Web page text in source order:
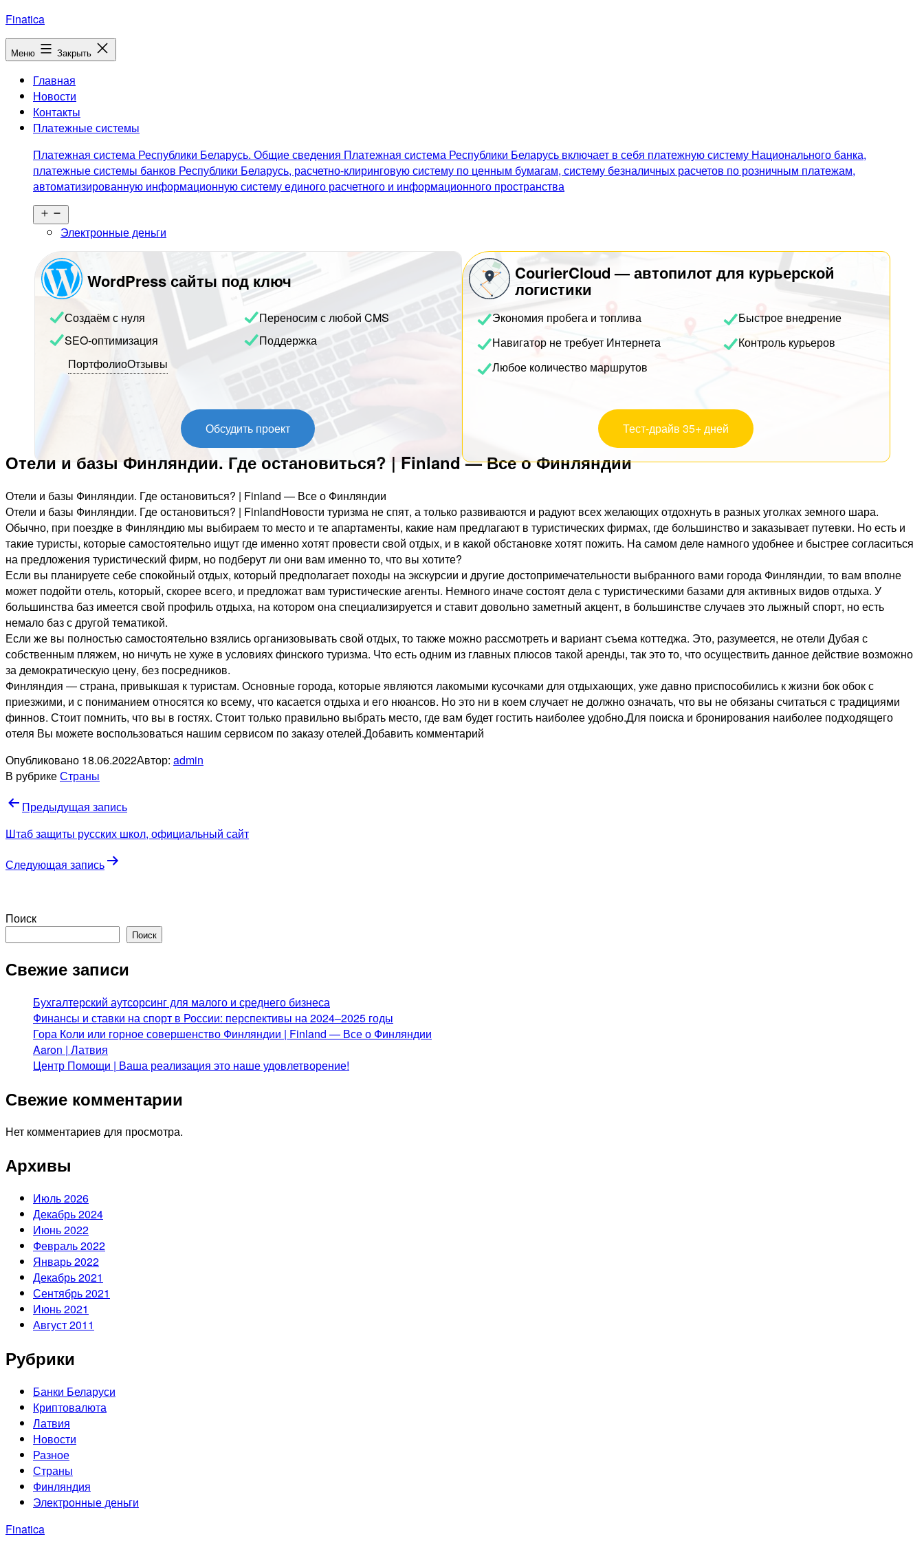
Перейти
к
содержимому
Finatica
Меню Закрыть
Главная
Новости
Контакты
Платежные системы
Платежная система Республики Беларусь. Общие сведения Платежная система Республики Беларусь включает в себя платежную систему Национального банка,
платежные системы банков Республики Беларусь, расчетно-клиринговую систему по ценным бумагам, систему безналичных расчетов по розничным платежам,
автоматизированную информационную систему единого расчетного и информационного пространства
меню
Электронные деньги
WordPress сайты под ключ
Создаём с нуля
Переносим с любой CMS
SEO-оптимизация
Поддержка
ПортфолиоОтзывы
Обсудить проект
CourierCloud — автопилот для курьерской
логистики
Экономия пробега и топлива
Быстрое внедрение
Навигатор не требует Интернета
Контроль курьеров
Любое количество маршрутов
Тест-драйв 35+ дней
Отели и базы Финляндии. Где остановиться? | Finland — Все о Финляндии
Отели и базы Финляндии. Где остановиться? | Finland — Все о Финляндии
Отели и базы Финляндии. Где остановиться? | FinlandНовости туризма не спят, а только развиваются и радуют всех желающих отдохнуть в разных уголках земного шара.
Обычно, при поездке в Финляндию мы выбираем то место и те апартаменты, какие нам предлагают в туристических фирмах, где большинство и заказывает путевки. Но есть и
такие туристы, которые самостоятельно ищут где именно хотят провести свой отдых, и в какой обстановке хотят пожить. На самом деле намного удобнее и быстрее согласиться
на предложения туристический фирм, но подберут ли они вам именно то, что вы хотите?
Если вы планируете себе спокойный отдых, который предполагает походы на экскурсии и другие достопримечательности выбранного вами города Финляндии, то вам вполне
может подойти отель, который, скорее всего, и предложат вам туристические агенты. Немного иначе состоят дела с туристическими базами для активных видов отдыха. У
большинства баз имеется свой профиль отдыха, на котором она специализируется и ставит довольно заметный акцент, в большинстве случаев это лыжный спорт, но есть
немало баз с другой тематикой.
Если же вы полностью самостоятельно взялись организовывать свой отдых, то также можно рассмотреть и вариант съема коттеджа. Это, разумеется, не отели Дубая с
собственным пляжем, но ничуть не хуже в условиях финского туризма. Что есть одним из главных плюсов такой аренды, так это то, что осуществить данное действие возможно
за демократическую цену, без посредников.
Финляндия ― страна, привыкшая к туристам. Основные города, которые являются лакомыми кусочками для отдыхающих, уже давно приспособились к жизни бок обок с
приезжими, и с пониманием относятся ко всему, что касается отдыха и его нюансов. Но это ни в коем случает не должно означать, что вы не обязаны считаться с традициями
финнов. Стоит помнить, что вы в гостях. Стоит только правильно выбрать место, где вам будет гостить наиболее удобно.Для поиска и бронирования наиболее подходящего
отеля Вы можете воспользоваться нашим сервисом по заказу отелей.Добавить комментарий
Опубликовано 18.06.2022Автор: admin
В рубрикеСтраны
Навигация
по
Предыдущая запись
Штаб защиты русских школ, официальный сайт
Следующая запись
Поиск
Поиск
Свежие записи
Бухгалтерский аутсорсинг для малого и среднего бизнеса
Финансы и ставки на спорт в России: перспективы на 2024–2025 годы
Гора Коли или горное совершенство Финляндии | Finland — Все о Финляндии
Aaron | Латвия
Центр Помощи | Ваша реализация это наше удовлетворение!
Свежие комментарии
Нет комментариев для просмотра.
Архивы
Июль 2026
Декабрь 2024
Июнь 2022
Февраль 2022
Январь 2022
Декабрь 2021
Сентябрь 2021
Июнь 2021
Август 2011
Рубрики
Банки Беларуси
Криптовалюта
Латвия
Новости
Разное
Страны
Финляндия
Электронные деньги
Finatica